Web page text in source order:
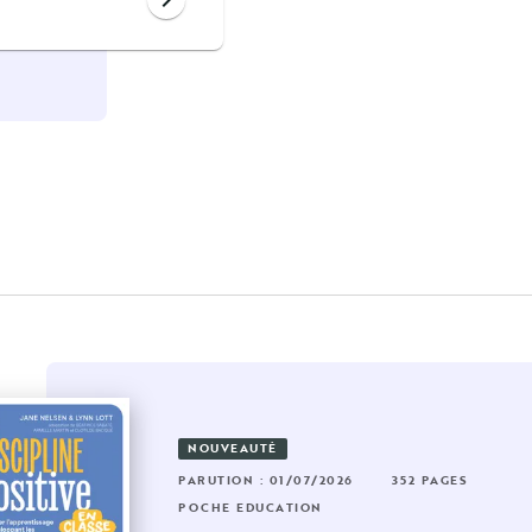
PAGES
: 02/04/2025
192 PAGES
EDUCATION
NOUVEAUTÉ
PARUTION : 01/07/2026
352 PAGES
POCHE EDUCATION